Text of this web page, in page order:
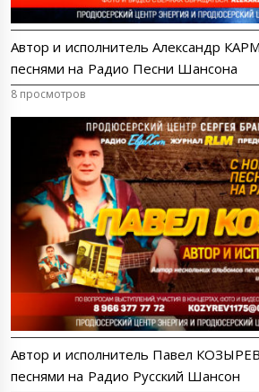
Автор и исполнитель Александр
песнями на Радио Песни Шансона
8 просмотров
Автор и исполнитель Павел
песнями на Радио Русский Шансон